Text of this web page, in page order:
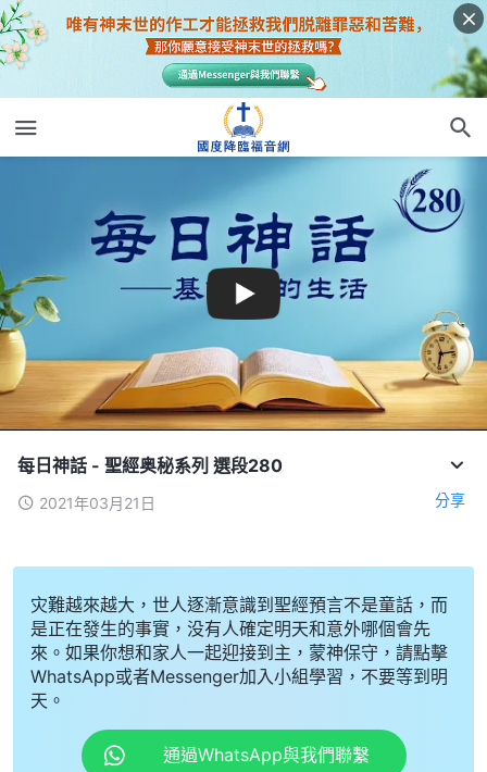
每日神話 - 聖經奥秘系列 選段280
2021年03月21日 分享
灾難越來越大，世人逐漸意識到聖經預言不是童話，而
是正在發生的事實，没有人確定明天和意外哪個會先
來。如果你想和家人一起迎接到主，蒙神保守，請點擊
WhatsApp或者Messenger加入小組學習，不要等到明
天。
通過WhatsApp與我們聯繫